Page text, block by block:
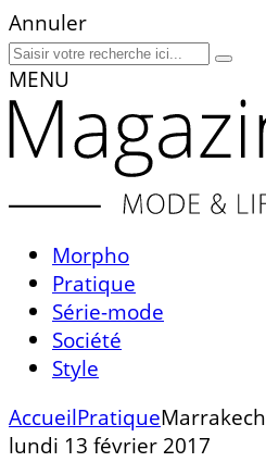
Annuler
MENU
Morpho
Pratique
Série-mode
Société
Style
AccueilPratiqueMarrakech
lundi 13 février 2017